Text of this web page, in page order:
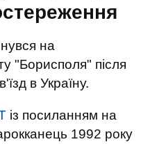
на
"Борисполя" після
в Україну.
із посиланням на
1992 року